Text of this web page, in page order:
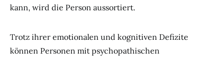
kann, wird die Person aussortiert.
Trotz ihrer emotionalen und kognitiven Defizite
können Personen mit psychopathischen